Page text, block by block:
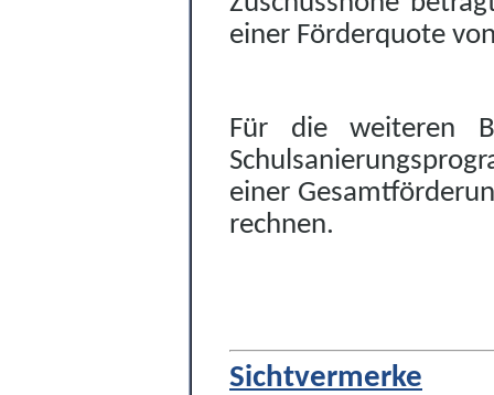
einer Förderquote
Für die weiteren
einer
rechnen.
Sichtvermerke